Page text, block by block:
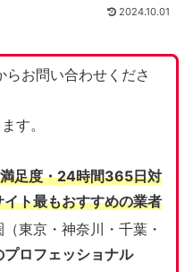
2024.10.01
お問い合わせくださ
す。
足度・24時間365日対
イト最もおすすめの業者
東京・神奈川・千葉・
ロフェッショナル